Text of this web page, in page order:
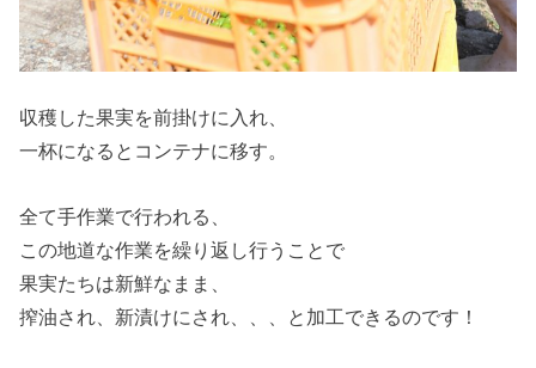
収穫した果実を前掛けに入れ、
一杯になるとコンテナに移す。
全て手作業で行われる、
この地道な作業を繰り返し行うことで
果実たちは新鮮なまま、
搾油され、新漬けにされ、、、と加工できるのです！